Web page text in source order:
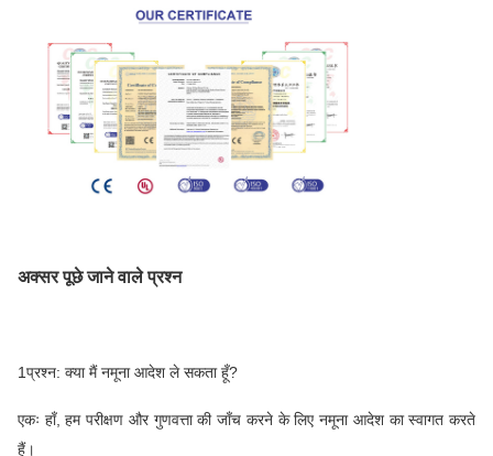
अक्सर पूछे जाने वाले प्रश्न
1प्रश्न: क्या मैं नमूना आदेश ले सकता हूँ?
एकः हाँ, हम परीक्षण और गुणवत्ता की जाँच करने के लिए नमूना आदेश का स्वागत करते
हैं।